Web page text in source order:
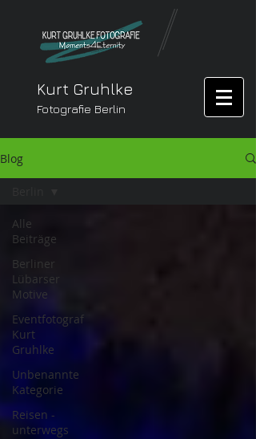
Kurt Gruhlke
Fotografie Berlin
Blog
Alle
Beiträge
Berliner
Lübarser
Motive
Eventfotograf
Kurt
Gruhlke
Unbenannte
Kategorie
Reisen -
unterwegs